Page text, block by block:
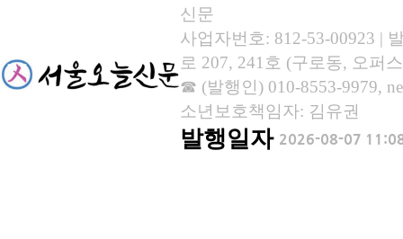
신문
사업자번호: 812-53-00923 |
로 207, 241호 (구로동, 오퍼
☎ (발행인) 010-8553-9979,
소년보호책임자: 김유권
발행일자